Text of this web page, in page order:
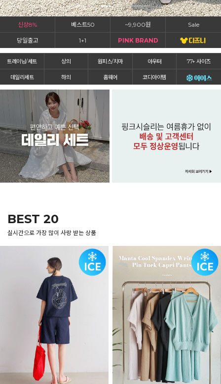
신상8% 베스트50 ~9,900원 Sale
당일출고 1+1 PINK BRAND
트레이닝/세트 상의 원피스/치마 아우터 77+ 사이즈
데일리세트 하의 홈웨어 코디아이템
BEST 20
실시간으로 가장 많이 사랑 받는 상품